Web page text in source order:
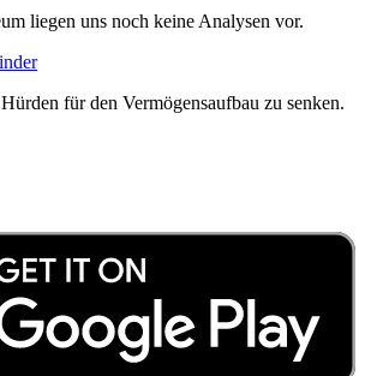
liegen uns noch keine Analysen vor.
für den Vermögensaufbau zu senken.